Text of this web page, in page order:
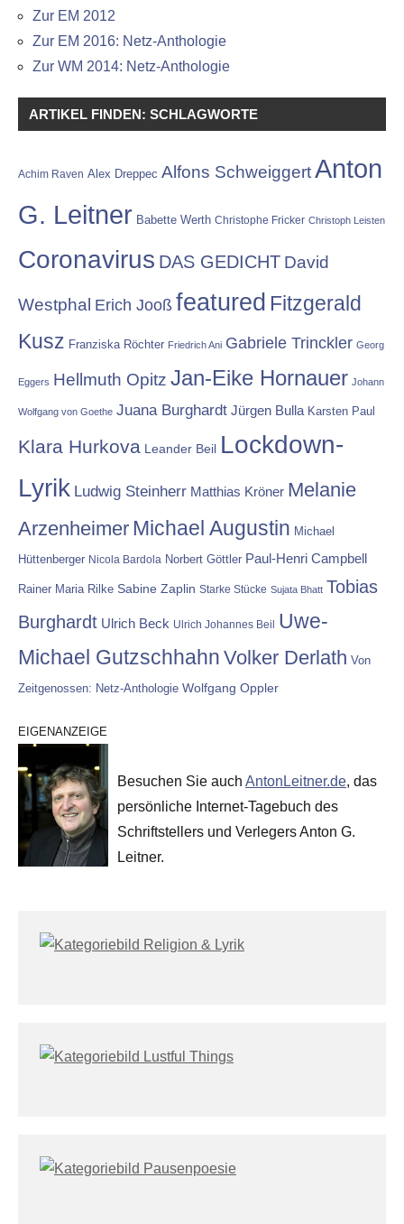
Zur EM 2012
Zur EM 2016: Netz-Anthologie
Zur WM 2014: Netz-Anthologie
ARTIKEL FINDEN: SCHLAGWORTE
Achim Raven Alex Dreppec Alfons SchweiggertAnton
G. Leitner Babette Werth Christophe Fricker Christoph Leisten
Coronavirus DAS GEDICHT David
Westphal Erich Jooß featured Fitzgerald
Kusz Franziska Röchter Friedrich Ani Gabriele Trinckler Georg
Eggers Hellmuth Opitz Jan-Eike Hornauer Johann
Wolfgang von Goethe Juana Burghardt Jürgen Bulla Karsten Paul
Klara Hurkova Leander Beil Lockdown-
Lyrik Ludwig Steinherr Matthias Kröner Melanie
Arzenheimer Michael Augustin Michael
Hüttenberger Nicola Bardola Norbert Göttler Paul-Henri Campbell
Rainer Maria Rilke Sabine Zaplin Starke Stücke Sujata Bhatt Tobias
Burghardt Ulrich Beck Ulrich Johannes Beil
Uwe-
Michael Gutzschhahn Volker Derlath Von
Zeitgenossen: Netz-Anthologie Wolfgang Oppler
EIGENANZEIGE
Besuchen Sie auch AntonLeitner.de, das
persönliche Internet-Tagebuch des
Schriftstellers und Verlegers Anton G.
Leitner.